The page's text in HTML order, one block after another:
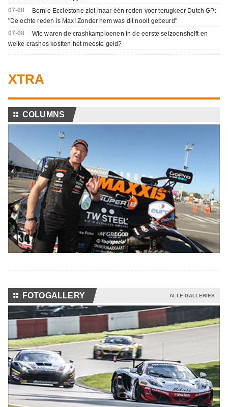
07-08
Bernie Ecclestone ziet maar één reden voor terugkeer Dutch GP:
"De echte reden is Max! Zonder hem was dit nooit gebeurd"
07-08
Wie waren de crashkampioenen in de eerste seizoenshelft en
welke crashes kostten het meeste geld?
XTRA
⚏ COLUMNS
⚏ FOTOGALLERY ALLE GALLERIES